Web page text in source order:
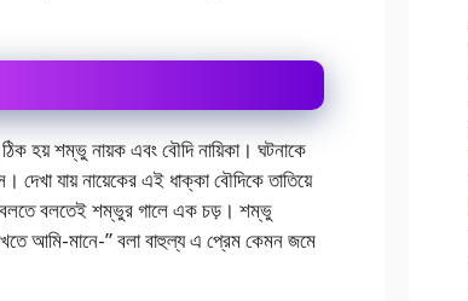
হয় শম্ভু নায়ক এবং বৌদি নায়িকা। ঘটনাকে
দেখা যায় নায়েকের এই ধাক্কা বৌদিকে তাতিয়ে
বলতে বলতেই শম্ভুর গালে এক চড়। শম্ভু
আমি-মানে-” বলা বাহুল্য এ প্রেম কেমন জমে